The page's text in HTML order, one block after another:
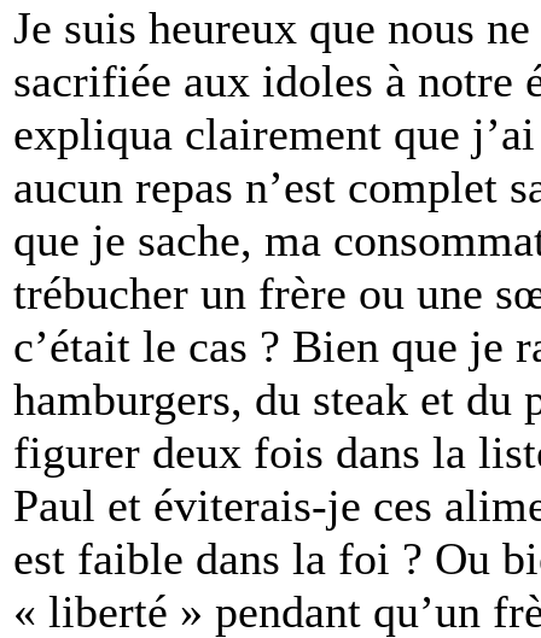
Je suis heureux que nous
sacrifiée aux idoles à notre
expliqua clairement que
aucun repas n’est complet
que je sache, ma
trébucher un frère ou une
c’était le cas ? Bien que je
hamburgers, du steak et
figurer deux fois dans la
Paul et éviterais-je ces
est faible dans la foi ? Ou
« liberté » pendant qu’un